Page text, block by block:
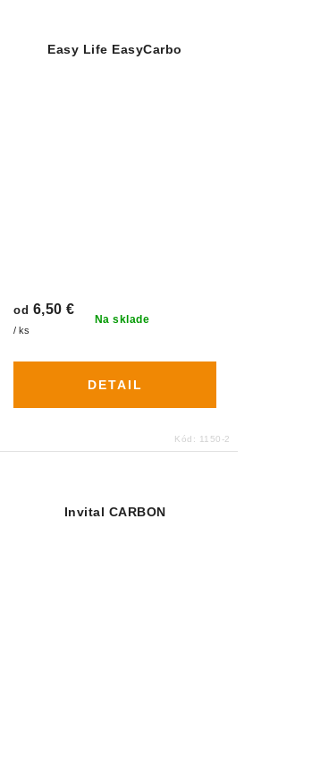
Easy Life EasyCarbo
Na sklade
od 6,50 €
/ ks
DETAIL
Kód: 1150-2
Invital CARBON